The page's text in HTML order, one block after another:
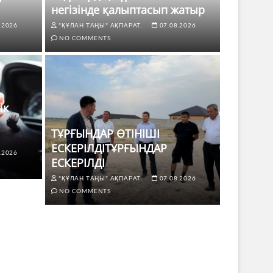
жүргізушілері үшін не
NO COMMENTS
негізінде қалыптасып жатыр
"ҚҰЛАН ТАҢЫ" АҚПАРАТ.
07.08.2026
NO COMMENTS
ТҰРҒЫНДАР ӨТІНІШІ
ЕСКЕРІЛДІТҰРҒЫНДАР
ЕСКЕРІЛДІ
"ҚҰЛАН ТАҢЫ" АҚПАРАТ.
07.08.2026
NO COMMENTS